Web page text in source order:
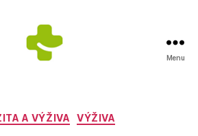
Anděla
Menu
Rubriky
A VÝŽIVA VÝŽIVA